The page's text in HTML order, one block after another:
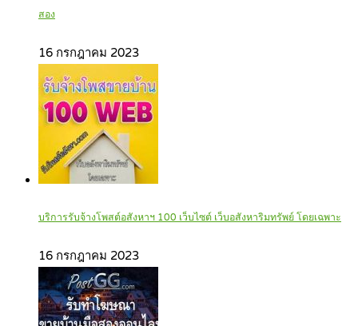
สอง
16 กรกฎาคม 2023
บริการรับจ้างโพสต์อสังหาฯ 100 เว็บไซต์ เว็บอสังหาริมทรัพย์ โดยเฉพาะ
16 กรกฎาคม 2023